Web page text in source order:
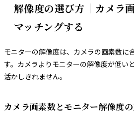
解像度の選び方｜カメラ
マッチングする
モニターの解像度は、カメラの画素数に
す。カメラよりモニターの解像度が低い
活かしきれません。
カメラ画素数とモニター解像度